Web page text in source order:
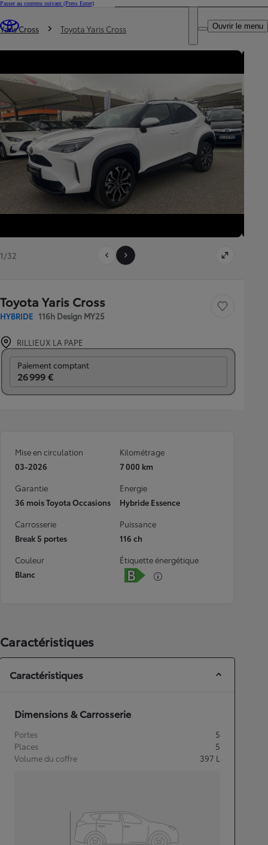
Passer au contenu suivant (Press Enter)
Trouvez un partenaire Toyota
DEALER NAME
Ouvrir le menu
Vous êtes ici
Yaris Cross Toyota Yaris Cross
1/32
Toyota Yaris Cross
HYBRIDE 116h Design MY25
Sauvegarder le
RILLIEUX LA PAPE
Paiement comptant
26 999 €
Mise en circulation
03-2026
Kilométrage
7 000 km
Garantie
36 mois Toyota Occasions
Energie
Hybride Essence
Carrosserie
Break 5 portes
Puissance
116 ch
Couleur
Blanc
Étiquette énergétique
Caractéristiques
Caractéristiques
Dimensions & Carrosserie
Portes
5
Places
5
Volume du coffre
397 L